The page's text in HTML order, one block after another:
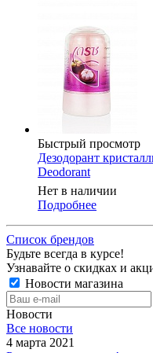
Быстрый просмотр
Дезодорант
Deodorant
Нет в наличии
Подробнее
Список брендов
Будьте всегда в курсе!
Узнавайте о скидках и
Новости магазина
Новости
Все новости
4 марта 2021